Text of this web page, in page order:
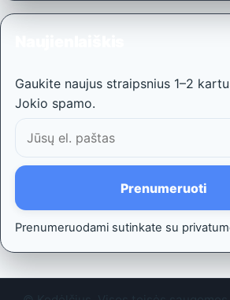
Gaukite naujus straipsnius 1–2
Jokio spamo.
El.
paštas
Prenumeruoti
Prenumeruodami sutinkate su